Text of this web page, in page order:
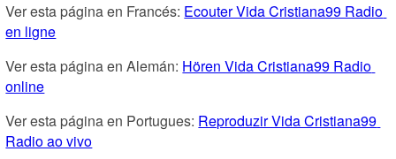
Ver esta página en Francés: Ecouter Vida Cristiana99 Radio
en ligne
Ver esta página en Alemán: Hören Vida Cristiana99 Radio
online
Ver esta página en Portugues: Reproduzir Vida Cristiana99
Radio ao vivo